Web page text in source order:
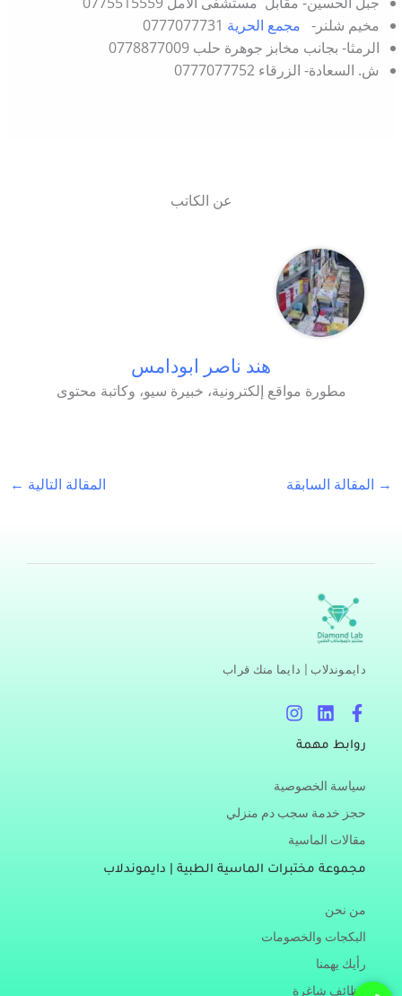
مخيم شلنر- مجمع الحرية
الرمثا- بجانب مخابز جوهرة حلب 0778877009
ش. السعادة- الزرقاء 0777077752
عن الكاتب
هند ناصر ابودامس
مطورة مواقع إلكترونية، خبيرة سيو، وكاتبة محتوى
→ المقالة السابقة المقالة التالية ←
دايموندلاب | دايما منك قراب
F
a
c
b
o
o
k
-
f
L
i
n
e
d
i
n
I
n
g
r
a
m
روابط مهمة
سياسة الخصوصية
حجز خدمة سجب دم منزلي
مقالات الماسية
مجموعة مختبرات الماسية الطبية | دايموندلاب
من نحن
البكجات والخصومات
رأيك يهمنا
وظائف شاغرة